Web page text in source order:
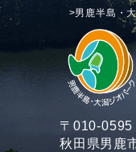
〒010-0595
秋田県男鹿
>男鹿半島・